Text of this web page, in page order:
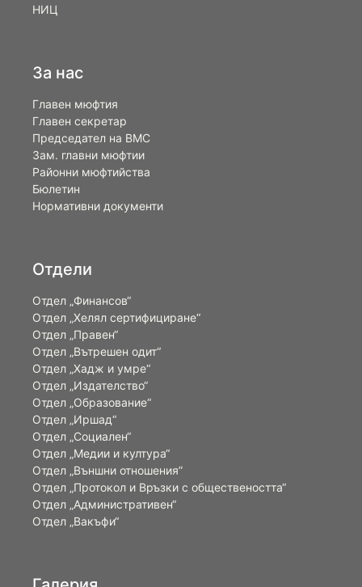
НИЦ
За нас
Главен мюфтия
Главен секретар
Председател на ВМС
Зам. главни мюфтии
Районни мюфтийства
Бюлетин
Нормативни документи
Отдели
Отдел „Финансов“
Отдел „Хелял сертифициране“
Отдел „Правен“
Отдел „Вътрешен одит“
Отдел „Хадж и умре“
Отдел „Издателство“
Отдел „Образование“
Отдел „Иршад“
Отдел „Социален“
Отдел „Медии и култура“
Отдел „Външни отношения”
Oтдел „Протокол и Връзки с обществеността“
Отдел „Административен“
Отдел „Вакъфи“